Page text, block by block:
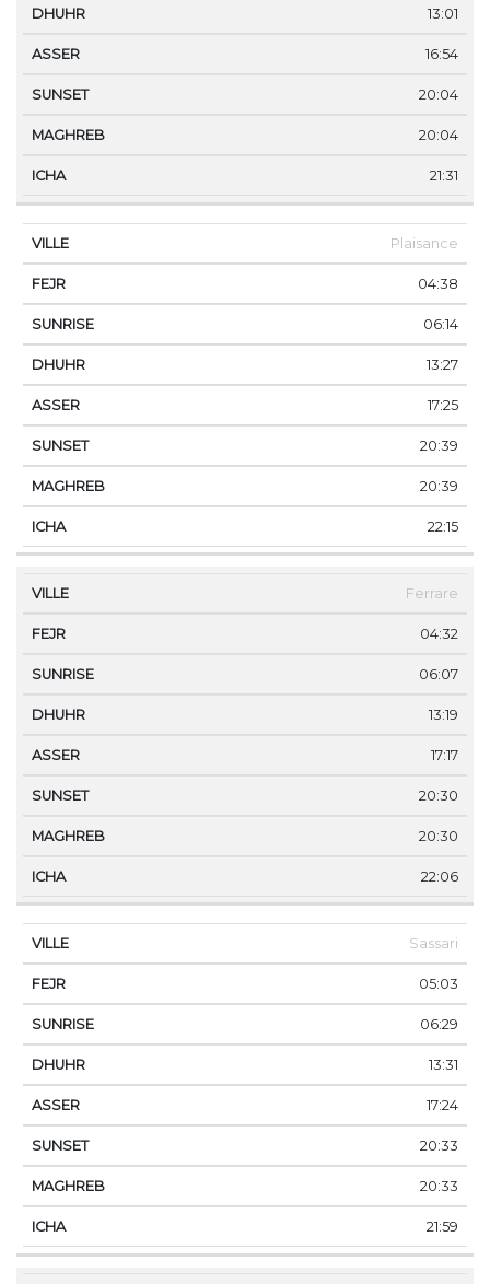
13:01
16:54
20:04
20:04
21:31
Plaisance
04:38
06:14
13:27
17:25
20:39
20:39
22:15
Ferrare
04:32
06:07
13:19
17:17
20:30
20:30
22:06
Sassari
05:03
06:29
13:31
17:24
20:33
20:33
21:59